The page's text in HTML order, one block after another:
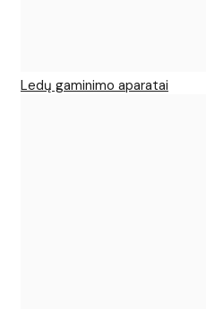
Ledų gaminimo aparatai